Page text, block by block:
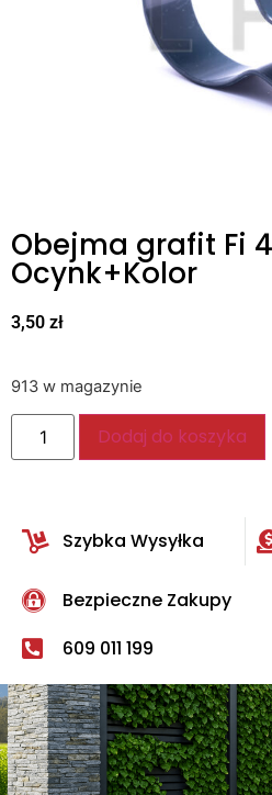
Obejma grafit Fi
Ocynk+Kolor
3,50 zł
913 w magazynie
Dodaj do koszyka
Szybka Wysyłka
Bezpieczne Zakupy
609 011 199